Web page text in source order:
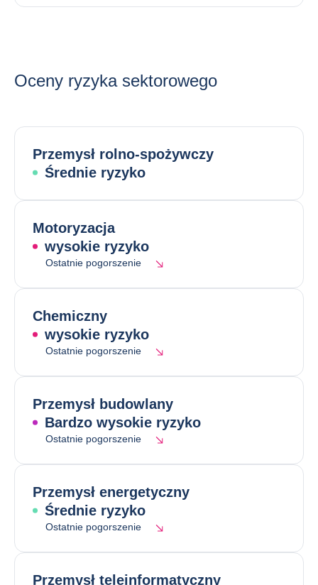
Oceny ryzyka sektorowego
Przemysł rolno-spożywczy
Średnie ryzyko
Motoryzacja
wysokie ryzyko
Ostatnie pogorszenie
Chemiczny
wysokie ryzyko
Ostatnie pogorszenie
Przemysł budowlany
Bardzo wysokie ryzyko
Ostatnie pogorszenie
Przemysł energetyczny
Średnie ryzyko
Ostatnie pogorszenie
Przemysł teleinformatyczny